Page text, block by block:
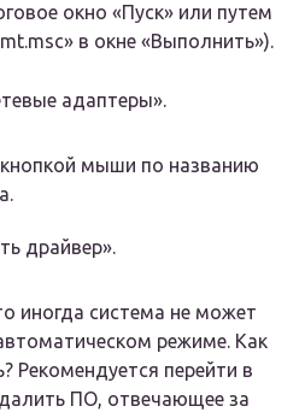
окно «Пуск» или путем
в окне «Выполнить»).
адаптеры».
мыши по названию
драйвер».
иногда система не может
режиме. Как
Рекомендуется перейти в
ПО, отвечающее за